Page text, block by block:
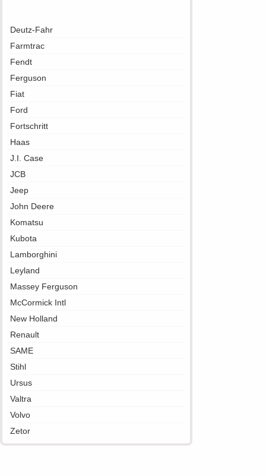
Deutz-Fahr
Farmtrac
Fendt
Ferguson
Fiat
Ford
Fortschritt
Haas
J.I. Case
JCB
Jeep
John Deere
Komatsu
Kubota
Lamborghini
Leyland
Massey Ferguson
McCormick Intl
New Holland
Renault
SAME
Stihl
Ursus
Valtra
Volvo
Zetor